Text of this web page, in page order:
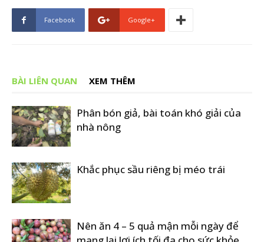
Facebook Google+
BÀI LIÊN QUAN XEM THÊM
Phân bón giả, bài toán khó giải của
nhà nông
Khắc phục sầu riêng bị méo trái
Nên ăn 4 – 5 quả mận mỗi ngày để